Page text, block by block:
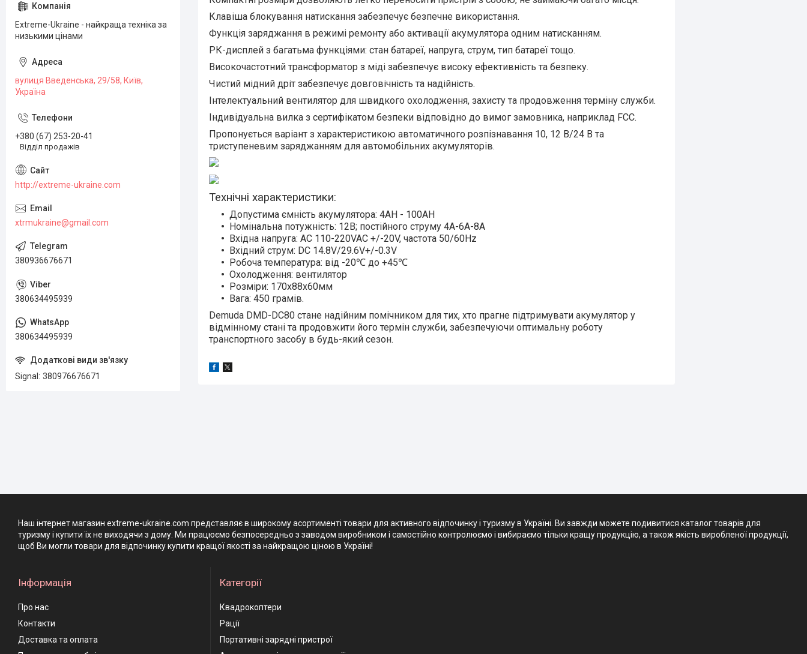
Клавіша блокування натискання забезпечує безпечне використання.
Функція заряджання в режимі ремонту або активації акумулятора одним натисканням.
РК-дисплей з багатьма функціями: стан батареї, напруга, струм, тип батареї тощо.
Високочастотний трансформатор з міді забезпечує високу ефективність та безпеку.
Чистий мідний дріт забезпечує довговічність та надійність.
Інтелектуальний вентилятор для швидкого охолодження, захисту та продовження терміну служби.
Індивідуальна вилка з сертифікатом безпеки відповідно до вимог замовника, наприклад FCC.
Пропонується варіант з характеристикою автоматичного розпізнавання 10, 12 В/24 В та
триступеневим заряджанням для автомобільних акумуляторів.
Технічні характеристики:
Допустима ємність акумулятора: 4AH - 100AH
Номінальна потужність: 12В; постійного струму 4А-6А-8А
Вхідна напруга: AC 110-220VAC +/-20V, частота 50/60Hz
Вхідний струм: DC 14.8V/29.6V+/-0.3V
Робоча температура: від -20℃ до +45℃
Охолодження: вентилятор
Розміри: 170х88х60мм
Вага: 450 грамів.
Demuda DMD-DC80 стане надійним помічником для тих, хто прагне підтримувати акумулятор у
відмінному стані та продовжити його термін служби, забезпечуючи оптимальну роботу
транспортного засобу в будь-який сезон.
Extreme-Ukraine - найкраща техніка за
низькими цінами
вулиця Введенська, 29/58, Київ,
Україна
+380 (67) 253-20-41
Відділ продажів
http://extreme-ukraine.com
xtrmukraine@gmail.com
380936676671
380634495939
380634495939
Signal 380976676671
Наш інтернет магазин extreme-ukraine.com представляє в широкому асортименті товари для активного відпочинку і туризму в Україні. Ви завжди можете подивитися каталог товарів для
туризму і купити їх не виходячи з дому. Ми працюємо безпосередньо з заводом виробником і самостійно контролюємо і вибираємо тільки кращу продукцію, а також якість виробленої продукції,
щоб Ви могли товари для відпочинку купити кращої якості за найкращою ціною в Україні!
Інформація
Про нас
Контакти
Доставка та оплата
Категорії
Квадрокоптери
Рації
Портативні зарядні пристрої